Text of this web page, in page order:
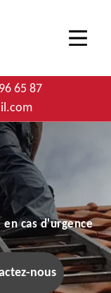
65 87
cas d'urgence
nous